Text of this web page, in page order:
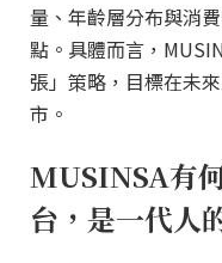
量、年齡層分布與消
點。具體而言，
張」策略，目標在未
市。
MUSINSA有
台，是一代人